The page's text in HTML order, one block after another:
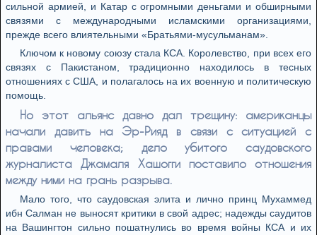
сильной армией, и Катар с огромными деньгами и обширными
связями с международными исламскими организациями,
прежде всего влиятельными «Братьями-мусульманам».
Ключом к новому союзу стала КСА. Королевство, при всех его
связях с Пакистаном, традиционно находилось в тесных
отношениях с США, и полагалось на их военную и политическую
помощь.
Но этот альянс давно дал трещину: американцы
начали давить на Эр-Рияд в связи с ситуацией с
правами человека; дело убитого саудовского
журналиста Джамаля Хашогги поставило отношения
между ними на грань разрыва.
Мало того, что саудовская элита и лично принц Мухаммед
ибн Салман не выносят критики в свой адрес; надежды саудитов
на Вашингтон сильно пошатнулись во время войны КСА и их